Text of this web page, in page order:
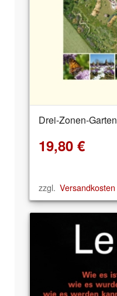
Drei-Zonen-Garten
19,80 €
zzgl. Versandkosten